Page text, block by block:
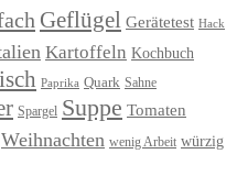
Geflügel Gerätetest Hack
Kartoffeln Kochbuch
Paprika Quark Sahne
Spargel Suppe Tomaten
Weihnachten wenig Arbeit würzig